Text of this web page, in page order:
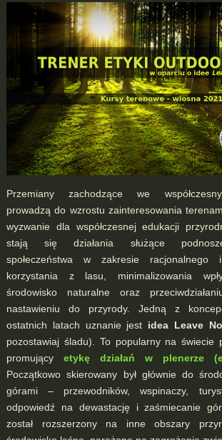
Przemiany zachodzące we
prowadzą do wzrostu zainteresowania
wyzwanie dla współczesnej edukacji
stają się działania służące
społeczeństwa w zakresie racjonalnego
korzystania z lasu, minimalizowania
środowisko naturalne oraz
nastawieniu do przyrody. Jedną z
ostatnich latach uznanie jest idea Leave
pozostawiaj śladu). To popularny na świecie
promujący etykę działań w plenerze
Początkowo skierowany był głównie do
górami – przewodników, wspinaczy,
odpowiedź na dewastację i zaśmiecanie
został rozszerzony na inne obszary